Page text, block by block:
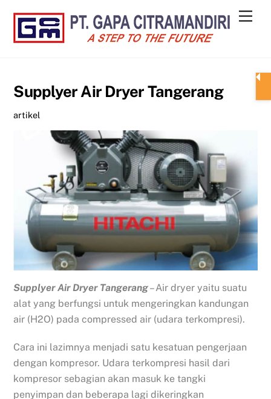
content
Supplyer Air Dryer Tangerang
artikel
Supplyer Air Dryer Tangerang– Air dryer yaitu suatu
alat yang berfungsi untuk mengeringkan kandungan
air (H2O) pada compressed air (udara terkompresi).
Cara ini lazimnya menjadi satu kesatuan pengerjaan
dengan kompresor. Udara terkompresi hasil dari
kompresor sebagian akan masuk ke tangki
penyimpan dan beberapa lagi dikeringkan